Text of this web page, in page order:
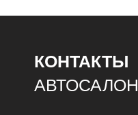
КОНТАКТЫ
АВТОСАЛОН